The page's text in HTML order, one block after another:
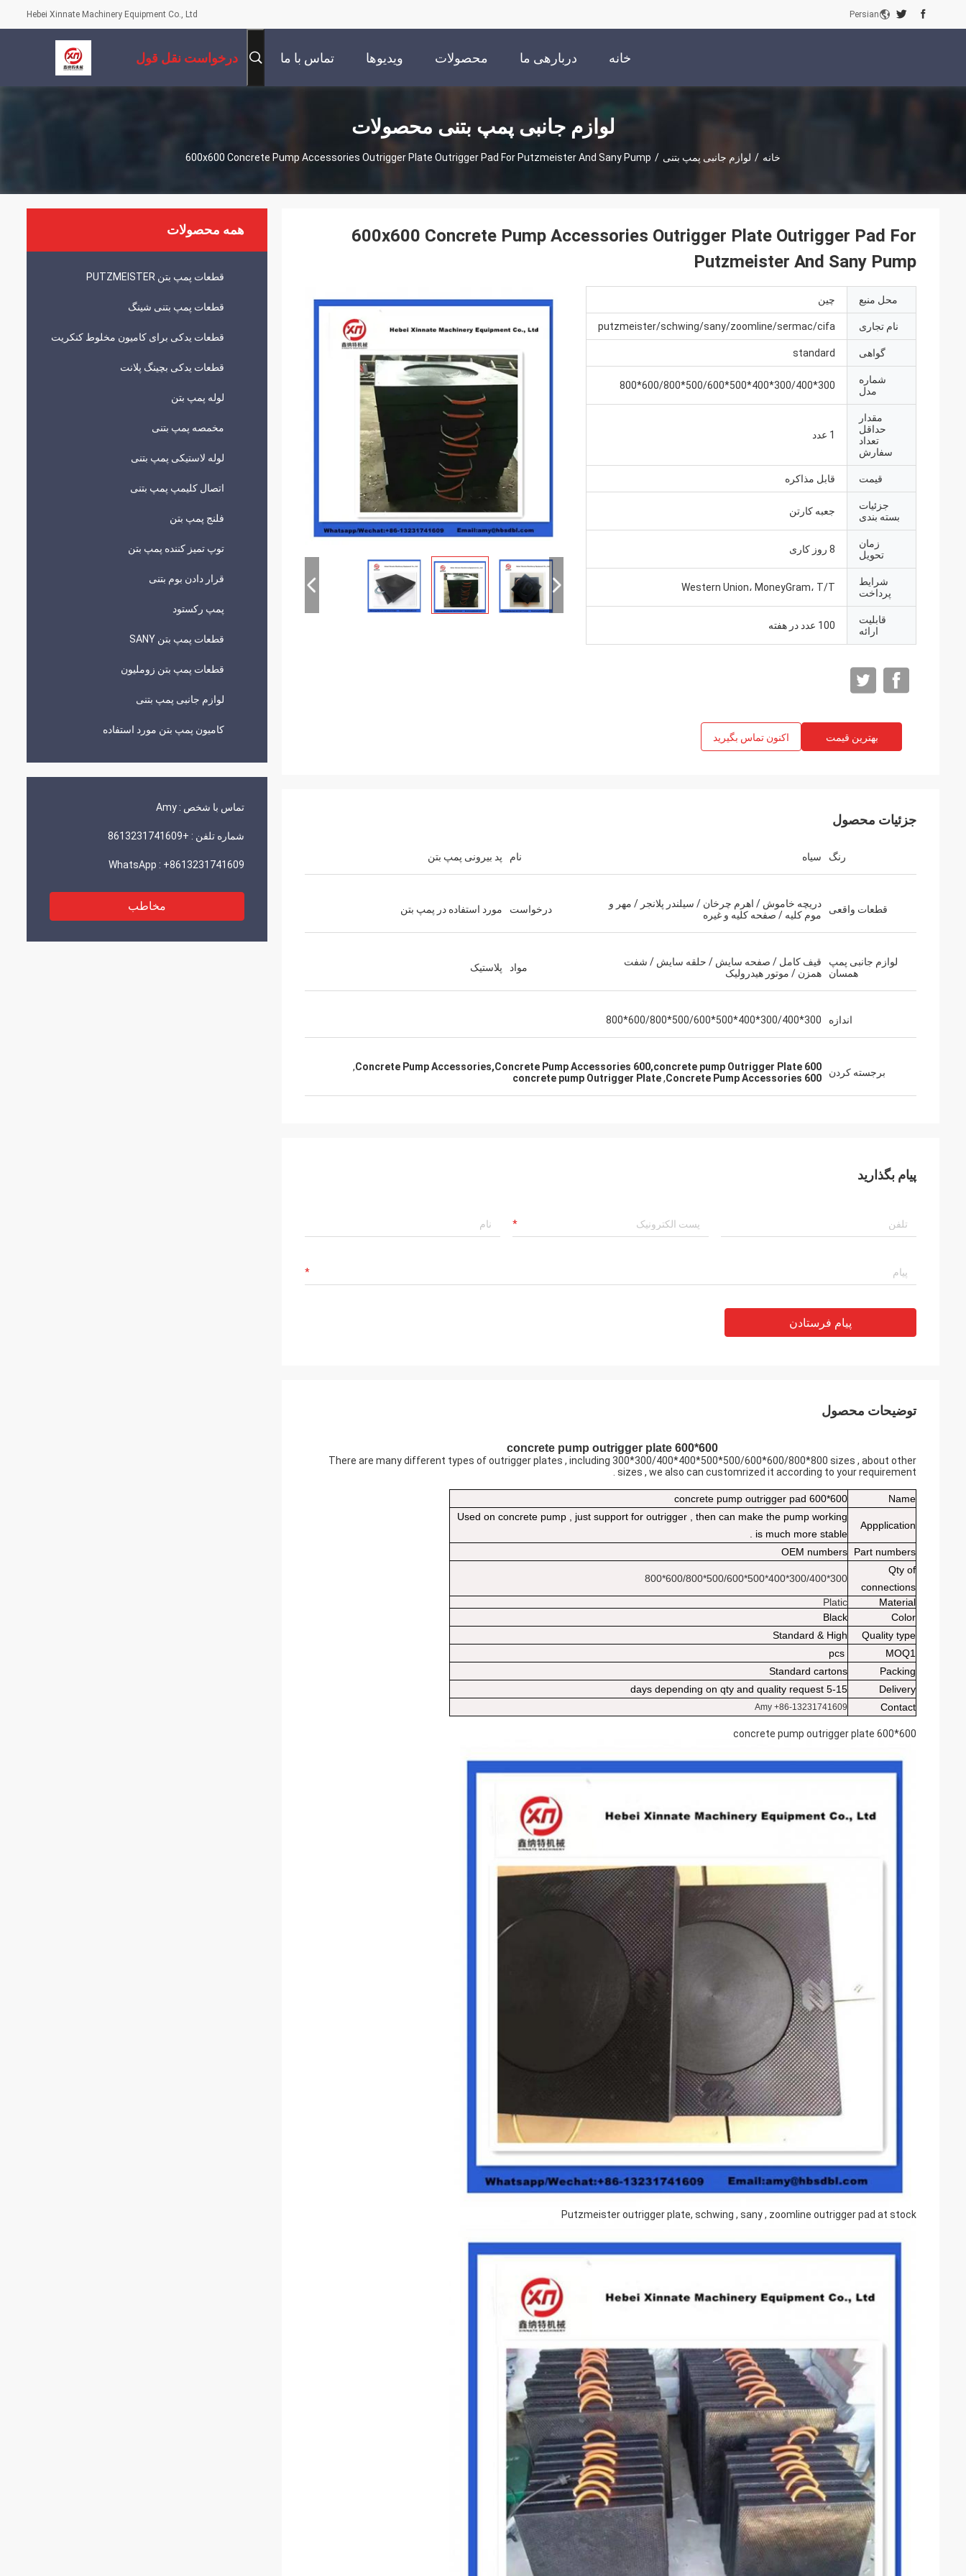
Hebei Xinnate Machinery Equipment Co., Ltd Persian
خانه دربارهی ما محصولات ویدیوها تماس با ما درخواست نقل قول
لوازم جانبی پمپ بتنی محصولات
خانه / لوازم جانبی پمپ بتنی /
600x600 Concrete Pump Accessories Outrigger Plate Outrigger Pad For Putzmeister And Sany Pump
همه محصولات
قطعات پمپ بتن PUTZMEISTER
قطعات پمپ بتنی شینگ
قطعات یدکی برای کامیون مخلوط کنکریت
قطعات یدکی بچینگ پلانت
لوله پمپ بتن
مخمصه پمپ بتنی
لوله لاستیکی پمپ بتنی
اتصال کلیمپ پمپ بتنی
فلنج پمپ بتن
توپ تمیز کننده پمپ بتن
قرار دادن بوم بتنی
پمپ رکستود
قطعات پمپ بتن SANY
قطعات پمپ بتن زوملیون
لوازم جانبی پمپ بتنی
کامیون پمپ بتن مورد استفاده
تماس با شخص : Amy
شماره تلفن : +8613231741609
WhatsApp : +8613231741609
مخاطب
600x600 Concrete Pump Accessories Outrigger Plate Outrigger Pad For
Putzmeister And Sany Pump
محل منبع چین
نام تجاری putzmeister/schwing/sany/zoomline/sermac/cifa
گواهی standard
شماره
مدل
300*300/400*400*500*500/600*600/800*800
مقدار
حداقل
تعداد
سفارش
1 عدد
قیمت قابل مذاکره
جزئیات
بسته بندی
جعبه کارتن
زمان
تحویل
8 روز کاری
شرایط
پرداخت
Western Union، MoneyGram، T/T
قابلیت
ارائه
100 عدد در هفته
بهترین قیمت اکنون تماس بگیرید
جزئیات محصول
رنگ سیاه نام پد بیرونی پمپ بتن
قطعات واقعی
دریچه خاموش / اهرم چرخان / سیلندر پلانجر / مهر و
موم کلیه / صفحه کلیه و غیره
درخواست مورد استفاده در پمپ بتن
لوازم جانبی پمپ
همسان
قیف کامل / صفحه سایش / حلقه سایش / شفت
همزن / موتور هیدرولیک
مواد پلاستیک
اندازه 300*300/400*400*500*500/600*600/800*800
برجسته کردن 600 Concrete Pump Accessories,Concrete Pump Accessories 600,concrete pump Outrigger Plate
,
Concrete Pump Accessories 600
,
concrete pump Outrigger Plate
پیام بگذارید
پیام فرستادن
توضیحات محصول
600*600 concrete pump outrigger plate
There are many different types of outrigger plates , including 300*300/400*400*500*500/600*600/800*800 sizes , about other
sizes , we also can customrized it according to your requirement .
Name
600*600 concrete pump outrigger pad
Appplication
Used on concrete pump , just support for outrigger , then can make the pump working
is much more stable .
Part numbers
OEM numbers
Qty of
connections
300*300/400*400*500*500/600*600/800*800
Material
Platic
Color
Black
Quality type
Standard & High
MOQ1
Packing
Standard cartons
Delivery
5-15 days depending on qty and quality request
Contact
Amy +86-13231741609
600*600 concrete pump outrigger plate
Putzmeister outrigger plate, schwing , sany , zoomline outrigger pad at stock